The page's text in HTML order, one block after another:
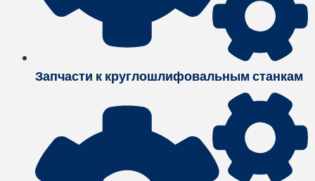
Запчасти к круглошлифовальным станкам